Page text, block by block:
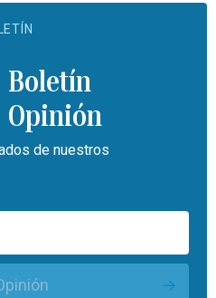
Boletín
Opinión
de nuestros